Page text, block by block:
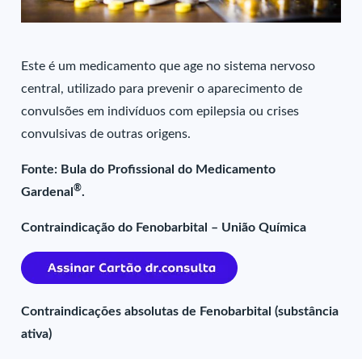
Este é um medicamento que age no sistema nervoso
central, utilizado para prevenir o aparecimento de
convulsões em indivíduos com epilepsia ou crises
convulsivas de outras origens.
Fonte: Bula do Profissional do Medicamento
Gardenal®.
Contraindicação do Fenobarbital – União Química
Contraindicações absolutas de Fenobarbital (substância
ativa)